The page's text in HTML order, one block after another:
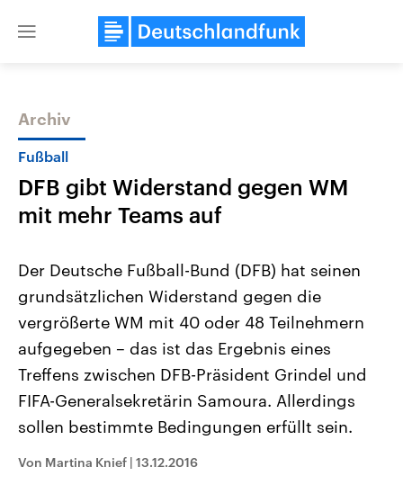
Close
Themen
Landtagswahl Sachsen-Anhalt
2026
Alle Informationen
Sachsen-Anhalt wählt am 6.
September 2026 einen neuen
Landtag. Seit 2021 wird das
Bundesland von einer Koalition aus
Umfragen, Prognosen,
und Hintergründe zu den Parteien
und Kandidaten der anstehenden
USA
Aktuelle Beiträge,
Hintergründe
Wirtschaftlich und
gehören die Vereinigten
den mächtigsten Ländern
mit großem Einfluss auf
aktuelle Weltgeschehen.
Sendungen Programm
Archiv
Fußball
DFB gibt Widerstand gegen WM
mit mehr Teams auf
Der Deutsche Fußball-Bund (DFB) hat seinen
grundsätzlichen Widerstand gegen die
vergrößerte WM mit 40 oder 48 Teilnehmern
aufgegeben – das ist das Ergebnis eines
Treffens zwischen DFB-Präsident Grindel und
FIFA-Generalsekretärin Samoura. Allerdings
sollen bestimmte Bedingungen erfüllt sein.
Von Martina Knief | 13.12.2016